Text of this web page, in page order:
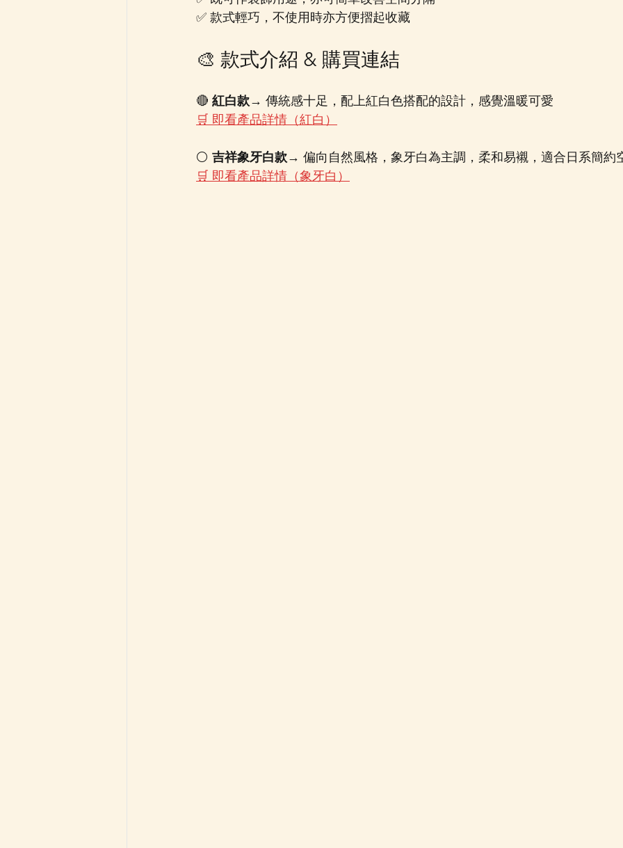
✅ 款式輕巧，不使用時亦方便摺起收藏
🎨 款式介紹 & 購買連結
🔴 紅白款→ 傳統感十足，配上紅白色搭配的設計，感覺溫暖可愛
🛒 即看產品詳情（紅白）
⚪ 吉祥象牙白款→ 偏向自然風格，象牙白為主調，柔和易襯，適合日系簡約
🛒 即看產品詳情（象牙白）